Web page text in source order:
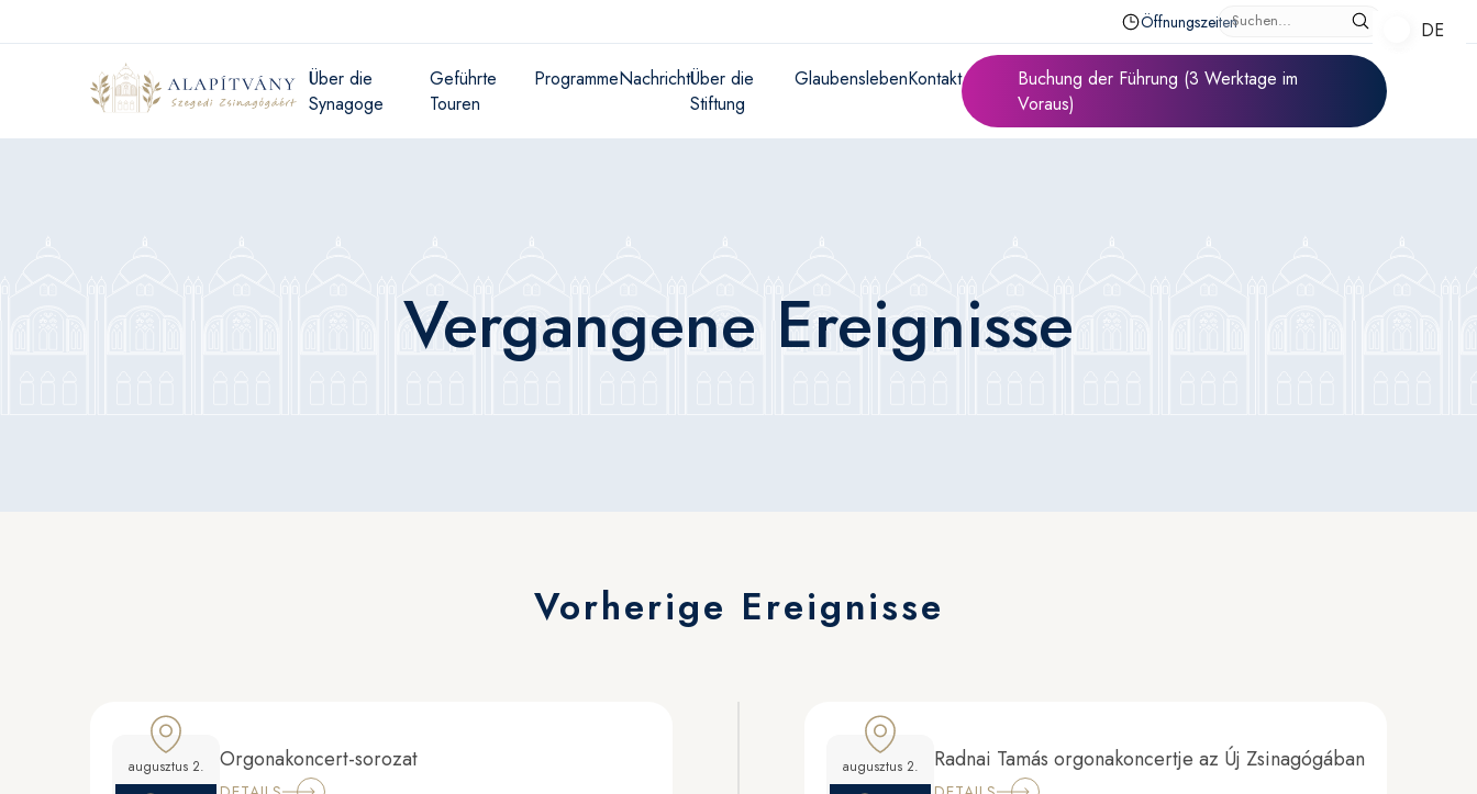
Öffnungszeiten
Über die
Synagoge
Geführte
Touren
ProgrammeNachrichtÜber die
Stiftung
GlaubenslebenKontakt
Buchung der Führung (3 Werktage im
Voraus)
Vergangene Ereignisse
Vorherige Ereignisse
augusztus 2.
Orgonakoncert-sorozat
augusztus 2.
Radnai Tamás orgonakoncertje az Új Zsinagógában
DE
DE